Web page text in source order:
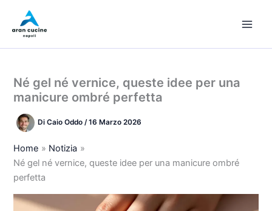
contenuto
Né gel né vernice, queste idee per una
manicure ombré perfetta
DiCaio Oddo/16 Marzo 2026
Home
Notizia
Né gel né vernice, queste idee per una manicure ombré
perfetta